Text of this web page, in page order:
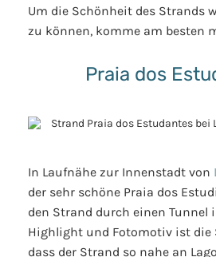
Um die Schönheit des Strands
zu können, komme am besten
Praia dos
In Laufnähe zur Innenstadt von
der sehr schöne Praia dos
den Strand durch einen Tunnel
Highlight und Fotomotiv ist die
dass der Strand so nahe an